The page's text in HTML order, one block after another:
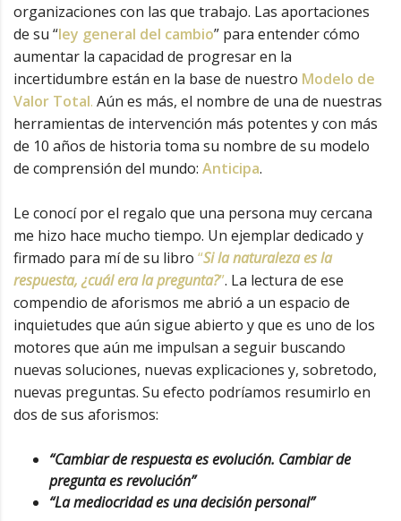
organizaciones con las que trabajo. Las aportaciones
de su “ley general del cambio” para entender cómo
aumentar la capacidad de progresar en la
incertidumbre están en la base de nuestro Modelo de
Valor Total. Aún es más, el nombre de una de nuestras
herramientas de intervención más potentes y con más
de 10 años de historia toma su nombre de su modelo
de comprensión del mundo: Anticipa.
Le conocí por el regalo que una persona muy cercana
me hizo hace mucho tiempo. Un ejemplar dedicado y
firmado para mí de su libro “Si la naturaleza es la
respuesta, ¿cuál era la pregunta?”. La lectura de ese
compendio de aforismos me abrió a un espacio de
inquietudes que aún sigue abierto y que es uno de los
motores que aún me impulsan a seguir buscando
nuevas soluciones, nuevas explicaciones y, sobretodo,
nuevas preguntas. Su efecto podríamos resumirlo en
dos de sus aforismos:
“Cambiar de respuesta es evolución. Cambiar de
pregunta es revolución”
“La mediocridad es una decisión personal”